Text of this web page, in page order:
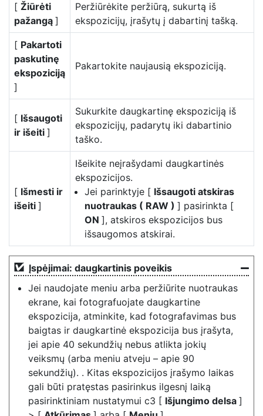
[ Žiūrėti
pažangą ]
Peržiūrėkite peržiūrą, sukurtą iš
ekspozicijų, įrašytų į dabartinį tašką.
[ Pakartoti
paskutinę
ekspoziciją
]
Pakartokite naujausią ekspoziciją.
[ Išsaugoti
ir išeiti ]
Sukurkite daugkartinę ekspoziciją iš
ekspozicijų, padarytų iki dabartinio
taško.
[ Išmesti ir
išeiti ]
Išeikite neįrašydami daugkartinės
ekspozicijos.
Jei parinktyje [ Išsaugoti atskiras
nuotraukas ( RAW ) ] pasirinkta [
ON ], atskiros ekspozicijos bus
išsaugomos atskirai.
Įspėjimai: daugkartinis poveikis
Jei naudojate meniu arba peržiūrite nuotraukas
ekrane, kai fotografuojate daugkartine
ekspozicija, atminkite, kad fotografavimas bus
baigtas ir daugkartinė ekspozicija bus įrašyta,
jei apie 40 sekundžių nebus atlikta jokių
veiksmų (arba meniu atveju – apie 90
sekundžių). . Kitas ekspozicijos įrašymo laikas
gali būti pratęstas pasirinkus ilgesnį laiką
pasirinktiniam nustatymui c3 [ Išjungimo delsa ]